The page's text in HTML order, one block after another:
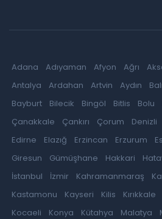
Adana Adıyaman Afyon Ağrı
Antalya
Ardahan Artvin Aydın
Bayburt
Bilecik Bingöl Bitlis Bolu
Çanakkale
Çankırı Çorum Denizli
Edirne
Elazığ Erzincan Erzurum
Giresun
Gümüşhane Hakkari
İstanbul
İzmir Kahramanmaraş
Kastamonu
Kayseri Kilis Kırıkkale
Kocaeli
Konya Kütahya Malatya